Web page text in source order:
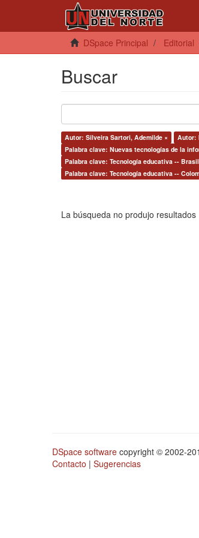
DSpace Principal Editorial
Buscar
Autor: Silveira Sartori, Ademilde × Autor:
Palabra clave: Nuevas tecnologías de la
Palabra clave: Tecnología educativa --
Palabra clave: Tecnología educativa --
La búsqueda no produjo resultados
DSpace software copyright © 2002-
Contacto | Sugerencias